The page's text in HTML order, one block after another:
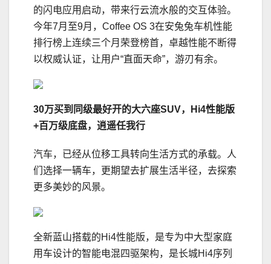
的闪电应用启动，带来行云流水般的交互体验。
今年7月至9月，Coffee OS 3在安兔兔车机性能
排行榜上连续三个月荣登榜首，卓越性能不断得
以权威认证，让用户“直面天命”，游刃有余。
30万买到同级最好开的大六座SUV，
Hi4性能版
+百万级底盘， 逍遥任我行
汽车，已经从位移工具转向生活方式的承载。人
们选择一辆车，更期望去扩展生活半径，去探索
更多美妙的风景。
全新蓝山搭载的Hi4性能版，是专为中大型家庭
用车设计的智能电混四驱架构，是长城Hi4序列